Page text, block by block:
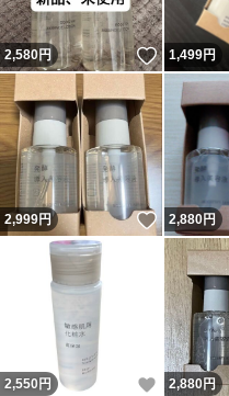
2,580円 いいね！
1,499円
2,999円 いいね！
2,880円
2,550 円 いいね！
2,880円